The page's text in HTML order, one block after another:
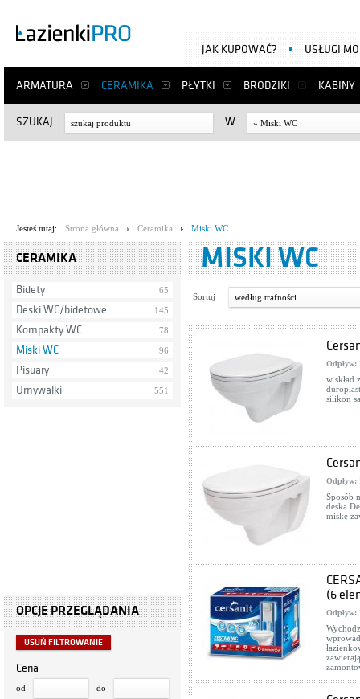
ARMATURA CERAMIKA PŁYTKI BRODZIKI KABINY
JAK KUPOWAĆ? USŁUGI
SZUKAJ W » Miski WC
Jesteś tutaj: Strona główna Ceramika Miski WC
CERAMIKA
Bidety 65
Deski WC/bidetowe 145
Kompakty WC 78
Miski WC 96
Pisuary 42
Umywalki 551
OPCJE PRZEGLĄDANIA
USUŃ FILTROWANIE
Cena
od do
MISKI WC
Sortuj według trafności
Odpływ:
w skład
silikon
Odpływ:
Sposób
deska
miskę
(6
Odpływ: